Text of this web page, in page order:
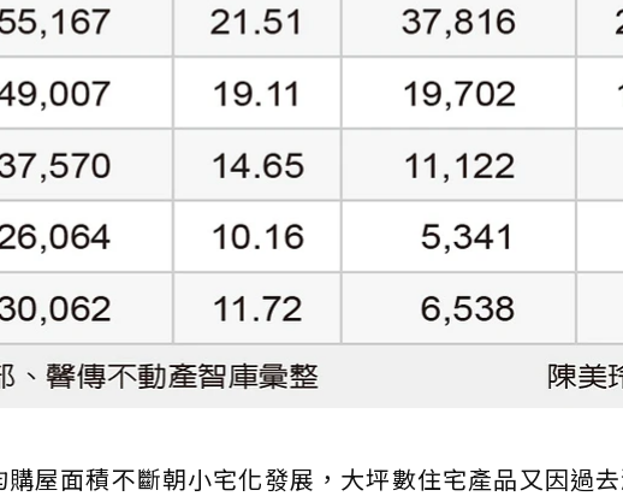
屋面積不斷朝小宅化發展，大坪數住宅產品又因過去